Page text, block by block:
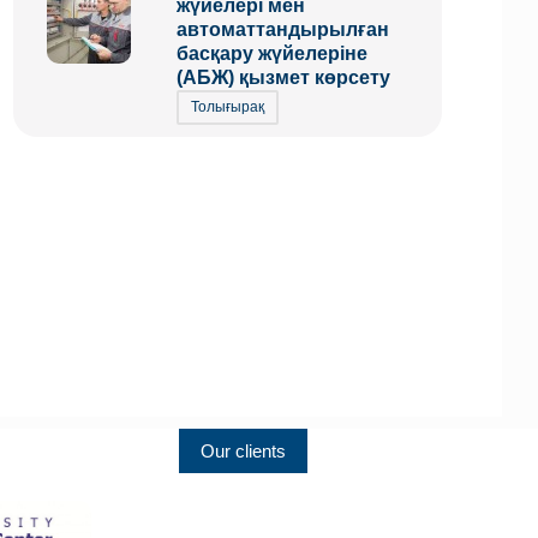
жүйелері мен
автоматтандырылған
басқару жүйелеріне
(АБЖ) қызмет көрсету
Толығырақ
Our clients